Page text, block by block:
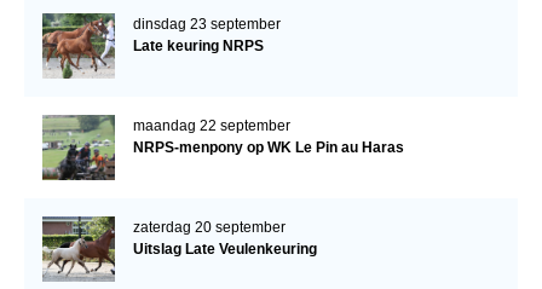
dinsdag 23 september
Late keuring NRPS
maandag 22 september
NRPS-menpony op WK Le Pin au Haras
zaterdag 20 september
Uitslag Late Veulenkeuring